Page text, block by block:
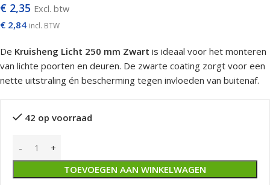
€ 2,35 Excl. btw
€ 2,84 incl. BTW
De Kruisheng Licht 250 mm Zwart is ideaal voor het monteren
van lichte poorten en deuren. De zwarte coating zorgt voor een
nette uitstraling én bescherming tegen invloeden van buitenaf.
42 op voorraad
TOEVOEGEN AAN WINKELWAGEN